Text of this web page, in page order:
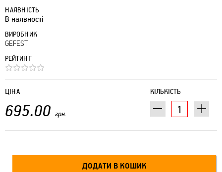
НАЯВНІСТЬ
В наявності
ВИРОБНИК
GEFEST
РЕЙТИНГ
КІЛЬКІСТЬ
ЦІНА
695.00 грн.